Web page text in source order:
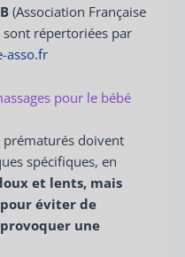
(Association Française
sont répertoriées par
asso.fr
pour le bébé
prématurés doivent
spécifiques, en
et lents, mais
éviter de
une